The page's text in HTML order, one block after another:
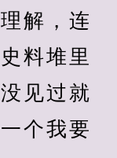
解，连
料堆里
见过就
个我要